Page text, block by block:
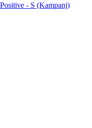
- S (Kampanj)